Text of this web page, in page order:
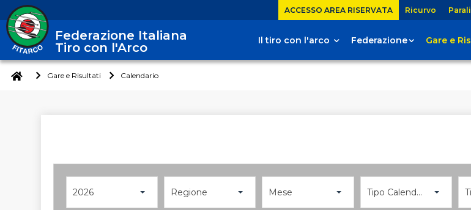
ACCESSO AREA RISERVATA Ricurvo
Federazione Italiana
Tiro con l'Arco
Il tiro con l'arco Federazione Gare e
Gare e Risultati Calendario
2026 Regione Mese Tipo Calendario